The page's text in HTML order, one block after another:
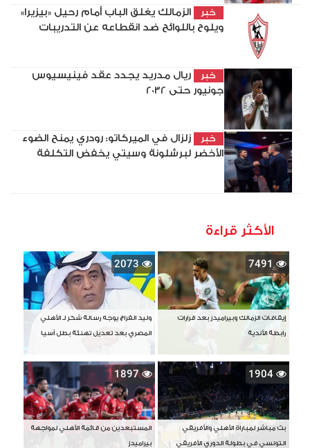
خبر
الزمالك يغلق الباب أمام رحيل «بيزيرا»
ويلوح باللوائح ضد انقطاعه عن التدريبات
خبر
ريال مدريد يجدد عقد فينيسيوس
جونيور حتى 2032
خبر
زلزال في الميركاتو: رودري يمنح الضوء
الأخضر لبرشلونة وسيتي يخفض التكلفة
الأكثر قراءة
7491
إيقافات الزمالك وبيراميدز بعد قرارات
رابطة الأندية
2073
وليد الفراج يوجه رسالة شكر لـ الأهلي
المصري بعد تعديل تهنئة بطل آسيا
1904
بث مباشر لمباراة الأهلي والأفريقي
التونسي في بطولة الدوري الأفريقي
1897
المستبعدين من قائمة الأهلي لمواجهة
بيراميدز